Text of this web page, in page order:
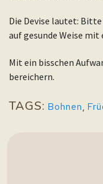
Die Devise lautet:
auf gesunde Weise
Mit ein bisschen
bereichern.
TAGS: Bohnen,